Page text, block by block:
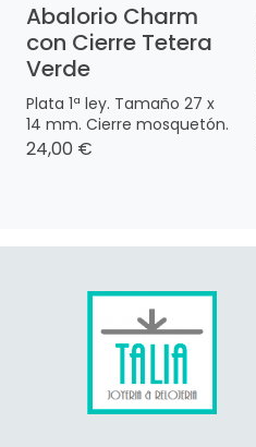
Abalorio Charm
con Cierre Tetera
Verde
Plata 1ª ley. Tamaño 27 x
14 mm. Cierre mosquetón.
24,00 €